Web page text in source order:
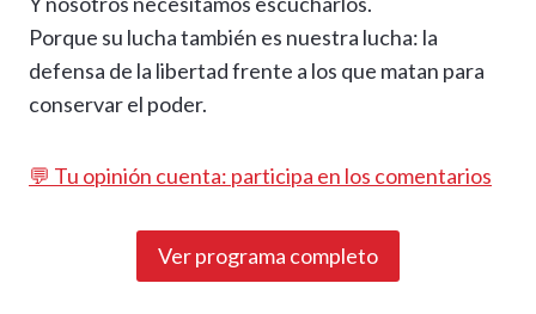
Porque su lucha también es nuestra lucha: la
defensa de la libertad frente a los que matan para
conservar el poder.
💬 Tu opinión cuenta: participa en los comentarios
Ver programa completo